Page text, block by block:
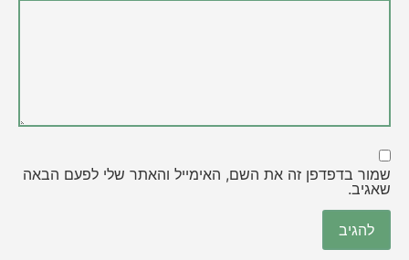
שמור בדפדפן זה את השם, האימייל והאתר שלי לפעם הבאה
שאגיב.